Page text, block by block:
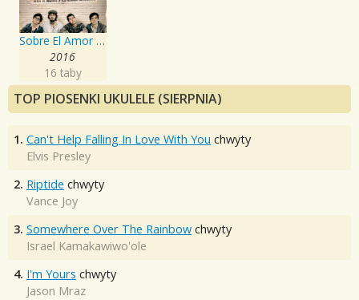
Sobre El Amor Y Sus Efectos Secundarios
2016
16 taby
TOP PIOSENKI UKULELE (SIERPNIA)
1. Can't Help Falling In Love With You chwyty
Elvis Presley
2. Riptide chwyty
Vance Joy
3. Somewhere Over The Rainbow chwyty
Israel Kamakawiwo'ole
4. I'm Yours chwyty
Jason Mraz